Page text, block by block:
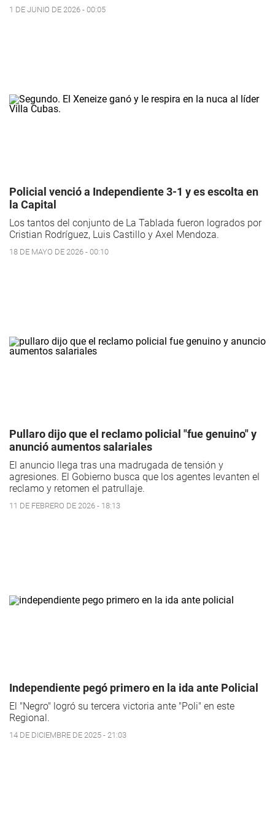
1 DE JUNIO DE 2026 - 00:05
Policial venció a Independiente 3-1 y es escolta en
la Capital
Los tantos del conjunto de La Tablada fueron logrados por
Cristian Rodríguez, Luis Castillo y Axel Mendoza.
18 DE MAYO DE 2026 - 00:10
Pullaro dijo que el reclamo policial "fue genuino" y
anunció aumentos salariales
El anuncio llega tras una madrugada de tensión y
agresiones. El Gobierno busca que los agentes levanten el
reclamo y retomen el patrullaje.
11 DE FEBRERO DE 2026 - 18:13
Independiente pegó primero en la ida ante Policial
El "Negro" logró su tercera victoria ante "Poli" en este
Regional.
14 DE DICIEMBRE DE 2025 - 21:03